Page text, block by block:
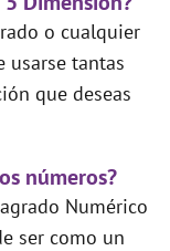
o cualquier
usarse tantas
que deseas
números?
Numérico
ser como un